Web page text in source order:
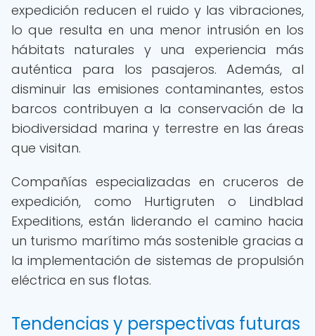
expedición reducen el ruido y las vibraciones,
lo que resulta en una menor intrusión en los
hábitats naturales y una experiencia más
auténtica para los pasajeros. Además, al
disminuir las emisiones contaminantes, estos
barcos contribuyen a la conservación de la
biodiversidad marina y terrestre en las áreas
que visitan.
Compañías especializadas en cruceros de
expedición, como Hurtigruten o Lindblad
Expeditions, están liderando el camino hacia
un turismo marítimo más sostenible gracias a
la implementación de sistemas de propulsión
eléctrica en sus flotas.
Tendencias y perspectivas futuras